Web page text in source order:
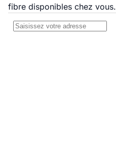
fibre disponibles chez vous.